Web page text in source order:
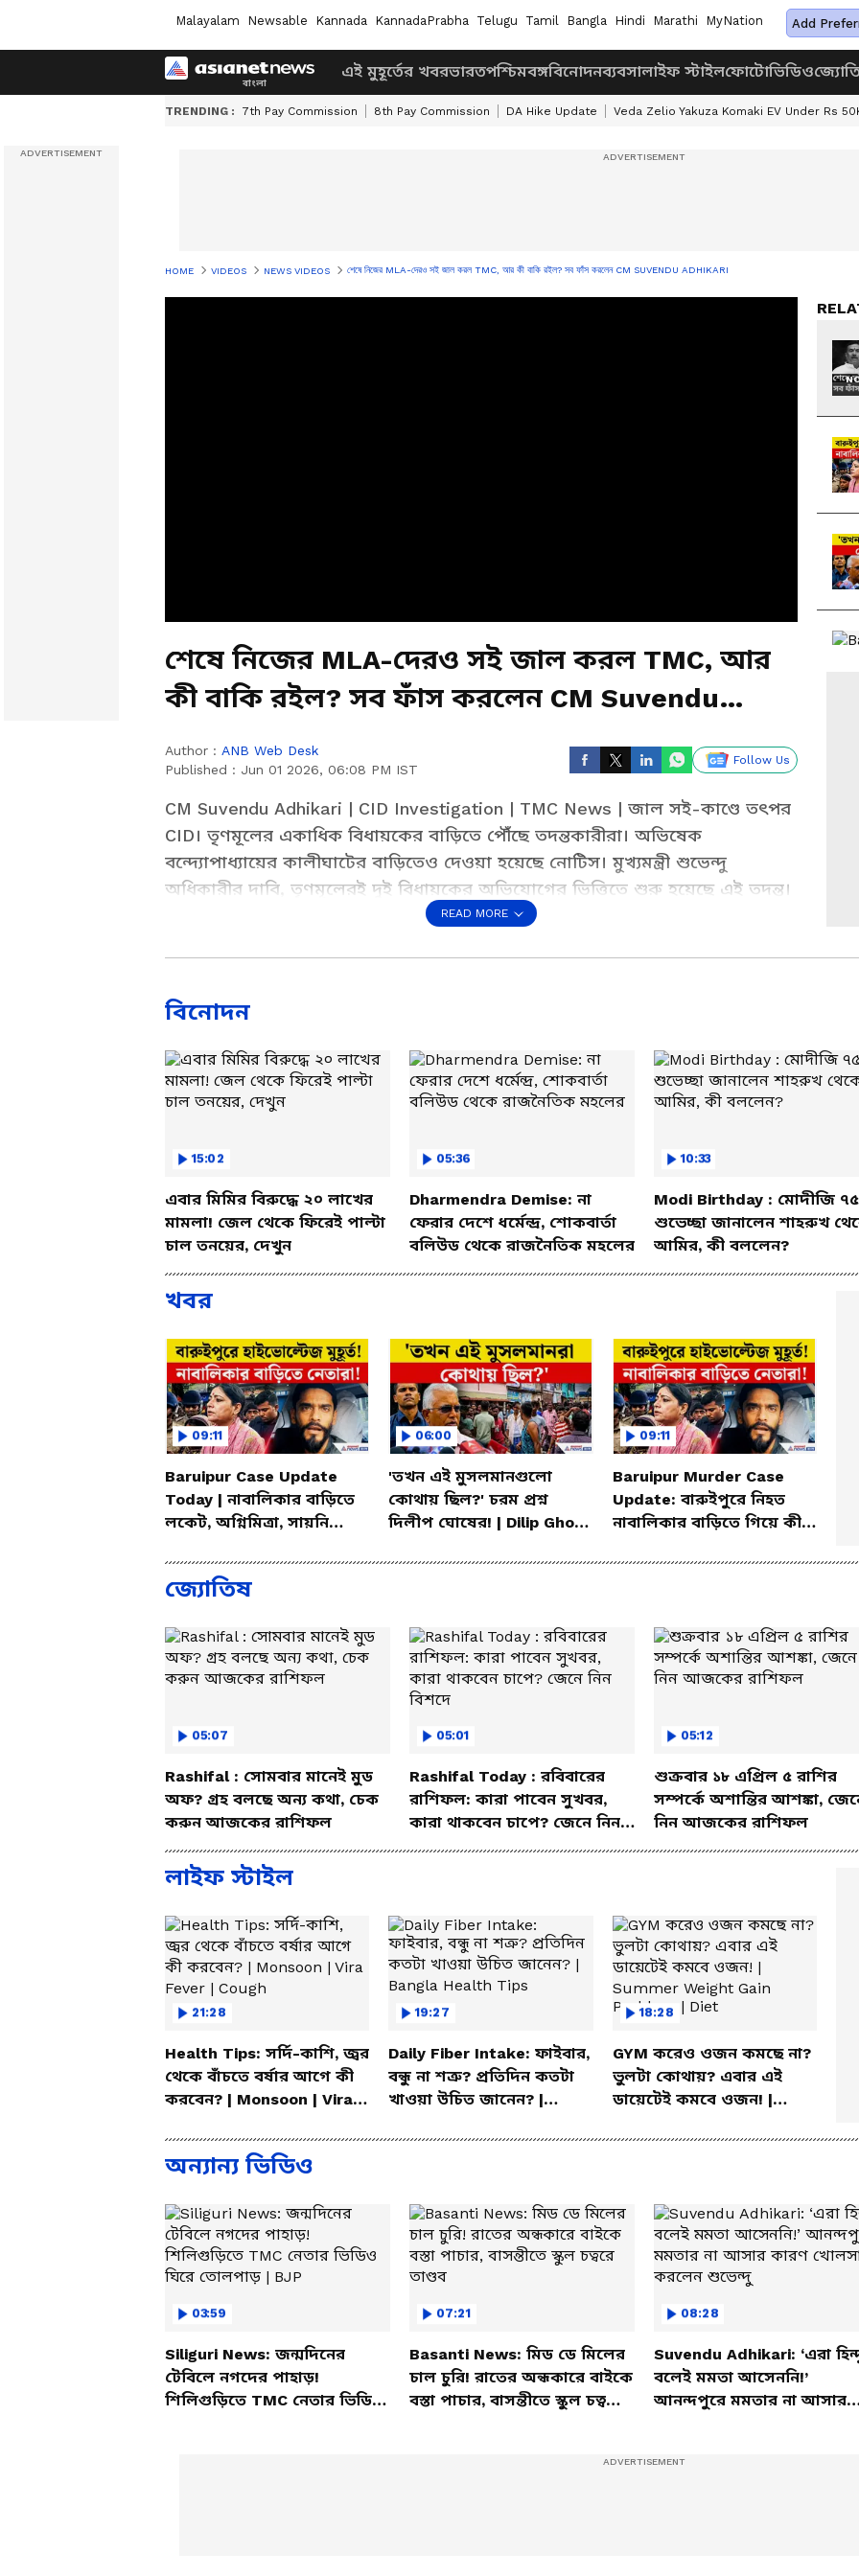
Malayalam Newsable Kannada KannadaPrabha Telugu Tamil Bangla Hindi Marathi MyNation Add
এই মুহূর্তের খবরভারতপশ্চিমবঙ্গবিনোদনব্যবসালাইফ স্টাইলফোটোভিডিও
TRENDING : 7th Pay Commission 8th Pay Commission DA Hike Update Veda Zelio Yakuza Komaki EV Under Rs
HOME VIDEOS NEWS VIDEOS শেষে নিজের MLA-দেরও সই জাল করল TMC, আর কী বাকি রইল? সব ফাঁস করলেন CM SUVENDU ADHIKARI
শেষে নিজের MLA-দেরও সই জাল করল TMC, আর
কী বাকি রইল? সব ফাঁস করলেন CM Suvendu
Author : ANB Web Desk
Published : Jun 01 2026, 06:08 PM IST
Follow Us
CM Suvendu Adhikari | CID Investigation | TMC News | জাল সই-কাণ্ডে তৎপর
CID। তৃণমূলের একাধিক বিধায়কের বাড়িতে পৌঁছে তদন্তকারীরা। অভিষেক
বন্দ্যোপাধ্যায়ের কালীঘাটের বাড়িতেও দেওয়া হয়েছে নোটিস। মুখ্যমন্ত্রী শুভেন্দু
অধিকারীর দাবি, তৃণমূলেরই দুই বিধায়কের অভিযোগের ভিত্তিতে শুরু হয়েছে এই তদন্ত।
রেজোলিউশনে থাকা সই নিয়ে উঠেছে গুরুতর প্রশ্ন। CID তদন্তে নতুন কী তথ্য সামনে
Add Asianetnews Bangla as a Preferred Source
READ MORE
বিনোদন
15:02
এবার মিমির বিরুদ্ধে ২০ লাখের
মামলা! জেল থেকে ফিরেই পাল্টা
চাল তনয়ের, দেখুন
05:36
Dharmendra Demise: না
ফেরার দেশে ধর্মেন্দ্র, শোকবার্তা
বলিউড থেকে রাজনৈতিক মহলের
10:33
Modi Birthday : মোদীজি
শুভেচ্ছা জানালেন শাহরুখ
আমির, কী বললেন?
খবর
09:11
Baruipur Case Update
Today | নাবালিকার বাড়িতে
লকেট, অগ্নিমিত্রা, সায়নি
06:00
'তখন এই মুসলমানগুলো
কোথায় ছিল?' চরম প্রশ্ন
দিলীপ ঘোষের! | Dilip Ghosh
Baruipur
09:11
Baruipur Murder Case
Update: বারুইপুরে নিহত
নাবালিকার বাড়িতে গিয়ে কী
নৌশাদ?
জ্যোতিষ
05:07
Rashifal : সোমবার মানেই মুড
অফ? গ্রহ বলছে অন্য কথা, চেক
করুন আজকের রাশিফল
05:01
Rashifal Today : রবিবারের
রাশিফল: কারা পাবেন সুখবর,
কারা থাকবেন চাপে? জেনে নিন
বিশদে
05:12
শুক্রবার ১৮ এপ্রিল ৫ রাশির
সম্পর্কে অশান্তির আশঙ্কা,
নিন আজকের রাশিফল
লাইফ স্টাইল
21:28
Health Tips: সর্দি-কাশি, জ্বর
থেকে বাঁচতে বর্ষার আগে কী
করবেন? | Monsoon | Vira
19:27
Daily Fiber Intake: ফাইবার,
বন্ধু না শত্রু? প্রতিদিন কতটা
খাওয়া উচিত জানেন? |
18:28
GYM করেও ওজন কমছে না?
ভুলটা কোথায়? এবার এই
ডায়েটেই কমবে ওজন! |
Problem | Diet
অন্যান্য ভিডিও
03:59
Siliguri News: জন্মদিনের
টেবিলে নগদের পাহাড়!
শিলিগুড়িতে TMC নেতার ভিডিও
07:21
Basanti News: মিড ডে মিলের
চাল চুরি! রাতের অন্ধকারে বাইকে
বস্তা পাচার, বাসন্তীতে স্কুল চত্বরে
08:28
Suvendu Adhikari: ‘এরা
বলেই মমতা আসেননি!’
আনন্দপুরে মমতার না আসার